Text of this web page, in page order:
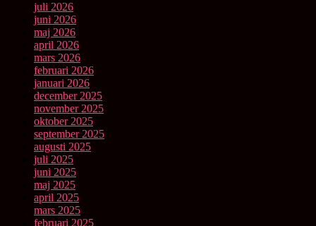
juli 2026
juni 2026
maj 2026
april 2026
mars 2026
februari 2026
januari 2026
december 2025
november 2025
oktober 2025
september 2025
augusti 2025
juli 2025
juni 2025
maj 2025
april 2025
mars 2025
februari 2025